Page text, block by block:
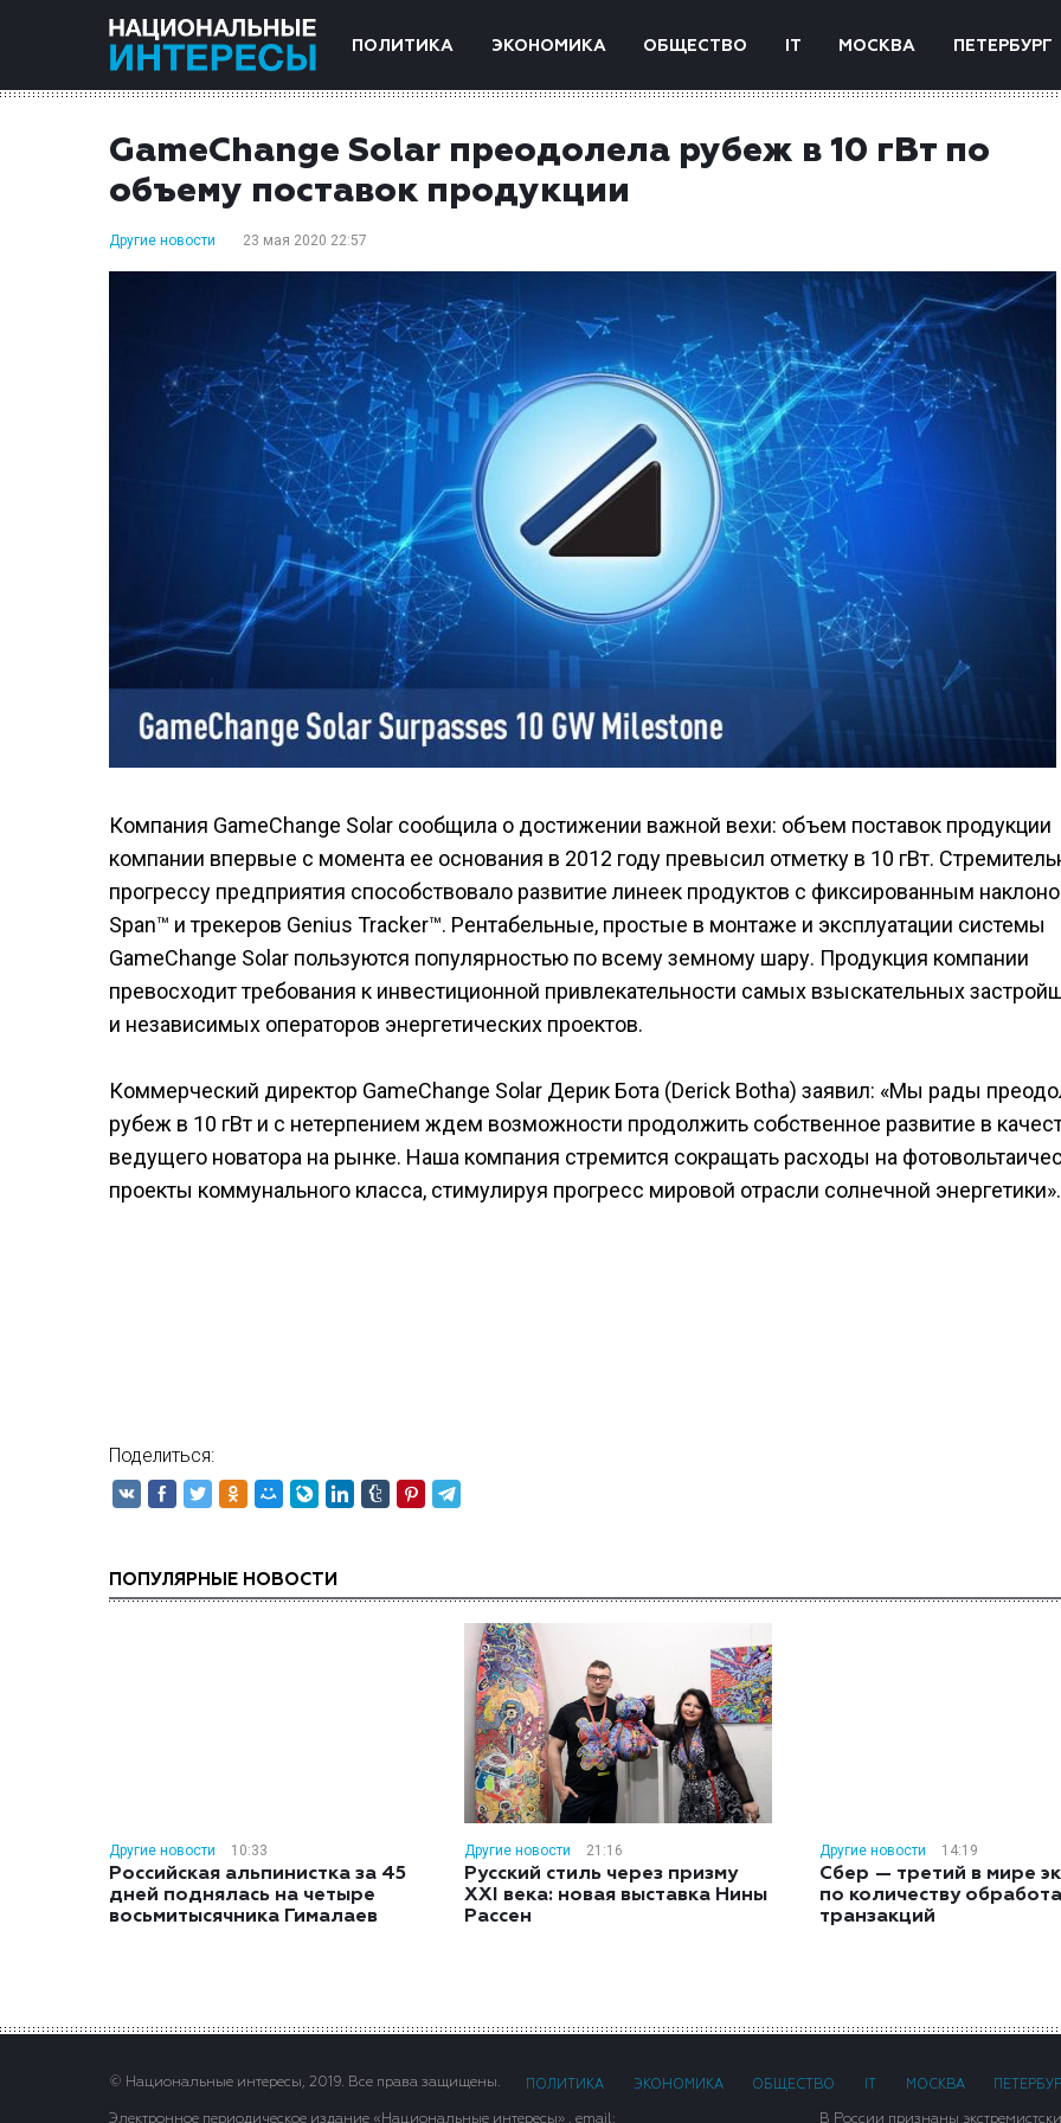
ПОЛИТИКА ЭКОНОМИКА ОБЩЕСТВО IT МОСКВА ПЕТЕРБУРГ
GameChange Solar преодолела рубеж в 10 гВт по
объему поставок продукции
Другие новости 23 мая 2020 22:57
Компания GameChange Solar сообщила о достижении важной вехи: объем поставок продукции
компании впервые с момента ее основания в 2012 году превысил отметку в 10 гВт.
прогрессу предприятия способствовало развитие линеек продуктов с фиксированным
Span™ и трекеров Genius Tracker™. Рентабельные, простые в монтаже и эксплуатации системы
GameChange Solar пользуются популярностью по всему земному шару. Продукция компании
превосходит требования к инвестиционной привлекательности самых взыскательных
и независимых операторов энергетических проектов.
Коммерческий директор GameChange Solar Дерик Бота (Derick Botha) заявил: «Мы рады
рубеж в 10 гВт и с нетерпением ждем возможности продолжить собственное развитие в
ведущего новатора на рынке. Наша компания стремится сокращать расходы на
проекты коммунального класса, стимулируя прогресс мировой отрасли солнечной энергетики».
Поделиться:
ПОПУЛЯРНЫЕ НОВОСТИ
Другие новости 10:33
Российская альпинистка за 45
дней поднялась на четыре
восьмитысячника Гималаев
Другие новости 21:16
Русский стиль через призму
XXI века: новая выставка Нины
Рассен
Другие новости 14:19
Сбер — третий в мире
по количеству
транзакций
© Национальные интересы, 2019. Все права защищены. ПОЛИТИКА ЭКОНОМИКА ОБЩЕСТВО МОСКВА
Электронное периодическое издание «Национальные интересы» . email: В России признаны